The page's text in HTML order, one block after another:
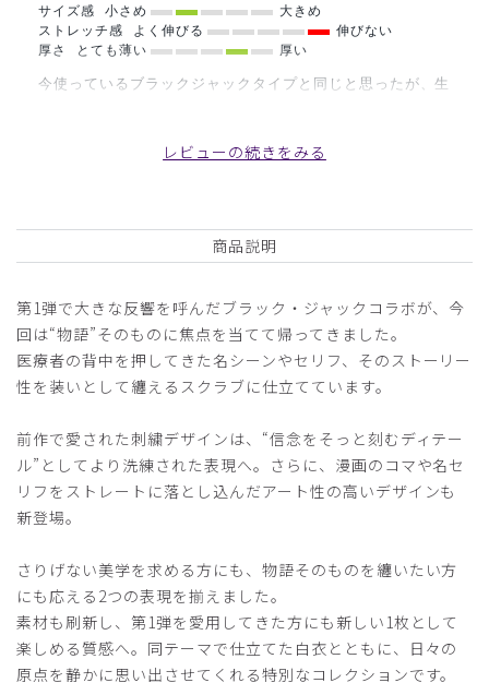
サイズ感
小さめ
大きめ
ストレッチ感
よく伸びる
伸びない
厚さ
とても薄い 厚い
今使っているブラックジャックタイプと同じと思ったが、生
R77Scrub Canvas Club:ブラック・ジャックスク
ラブトップス(男女兼用)/グレー/S
おさむし様
購入確認済み
2026-06-25
年齢: 40代 身長: 161-165cm 体重:66-70kg
サイズ感
小さめ
大きめ
ストレッチ感 よく伸びる
伸びない
厚さ とても薄い 厚い
デザインを考え直して欲しい
い。布は洗濯してもかため。
さりげないがしっかりBJのデザインを欲しかった為、シル
エットのを購入した。しかし胸元のはBJとは分かりづら
い。
漫画の切り抜きのものは、特に思い入れのないシーンだった
ので購入せず。
レビューの続きをみる
商品説明
第1弾で大きな反響を呼んだブラック・ジャックコラボが、今
回は“物語”そのものに焦点を当てて帰ってきました。
医療者の背中を押してきた名シーンやセリフ、そのストーリー
性を装いとして纏えるスクラブに仕立てています。
前作で愛された刺繍デザインは、“信念をそっと刻むディテー
ル”としてより洗練された表現へ。さらに、漫画のコマや名セ
リフをストレートに落とし込んだアート性の高いデザインも
新登場。
さりげない美学を求める方にも、物語そのものを纏いたい方
にも応える2つの表現を揃えました。
素材も刷新し、第1弾を愛用してきた方にも新しい1枚として
楽しめる質感へ。同テーマで仕立てた白衣とともに、日々の
原点を静かに思い出させてくれる特別なコレクションです。